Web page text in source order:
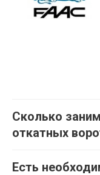
Сколько
откатных
Есть